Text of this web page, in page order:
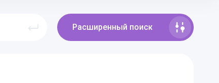
Расширенный поиск